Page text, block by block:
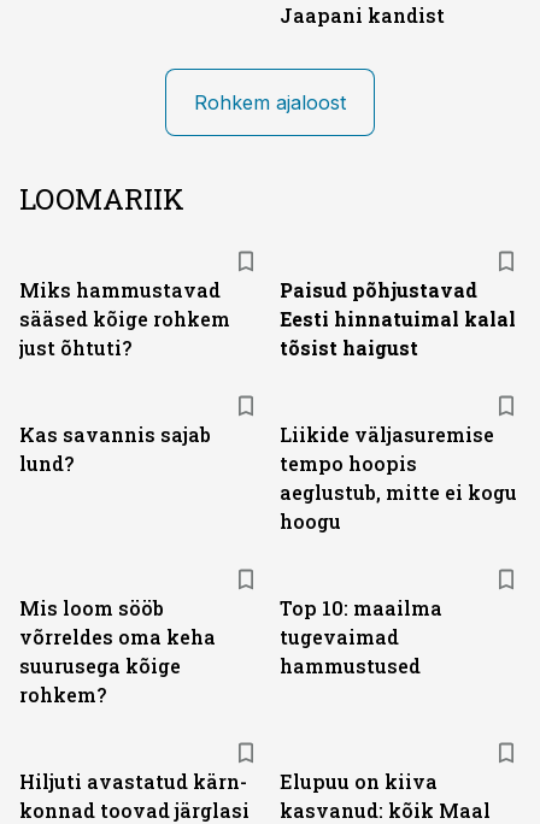
Jaapani kandist
Rohkem ajaloost
LOOMARIIK
Miks hammustavad
sääsed kõige rohkem
just õhtuti?
Paisud põhjustavad
Eesti hinnatuimal kalal
tõsist haigust
Kas savannis sajab
lund?
Liikide väljasuremise
tempo hoopis
aeglustub, mitte ei kogu
hoogu
Mis loom sööb
võrreldes oma keha
suurusega kõige
rohkem?
Top 10: maailma
tugevaimad
hammustused
Hiljuti avastatud kärn­
konnad toovad järglasi
Elupuu on kiiva
kasvanud: kõik Maal